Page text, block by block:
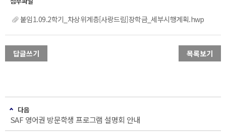
붙임1.09.2학기_차상위계층[사랑드림]장학금_세부시행계획.hwp
답글쓰기 목록보기
다음
SAF 영어권 방문학생 프로그램 설명회 안내